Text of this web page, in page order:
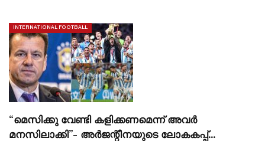
INTERNATIONAL FOOTBALL
“മെസിക്കു വേണ്ടി കളിക്കണമെന്ന് അവർ
മനസിലാക്കി”- അർജന്റീനയുടെ ലോകകപ്പ്…